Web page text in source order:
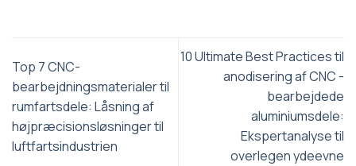
Top 7 CNC-
bearbejdningsmaterialer til
rumfartsdele: Låsning af
højpræcisionsløsninger til
luftfartsindustrien
10 Ultimate Best Practices til
anodisering af CNC -
bearbejdede
aluminiumsdele:
Ekspertanalyse til
overlegen ydeevne